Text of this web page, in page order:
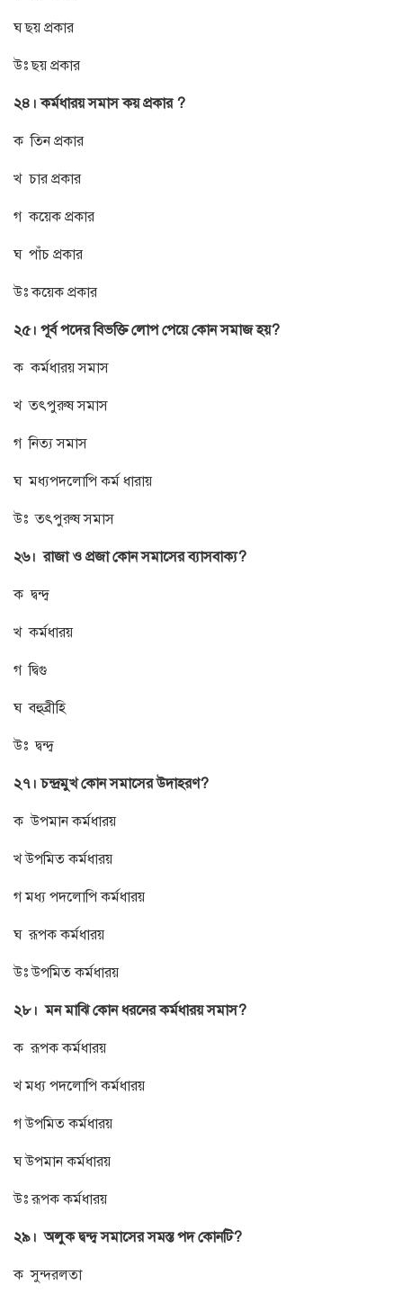
ঘ ছয় প্রকার
উঃ ছয় প্রকার
২৪। কর্মধারয় সমাস কয় প্রকার ?
ক তিন প্রকার
খ চার প্রকার
গ কয়েক প্রকার
ঘ পাঁচ প্রকার
উঃ কয়েক প্রকার
২৫। পূর্ব পদের বিভক্তি লোপ পেয়ে কোন সমাজ হয়?
ক কর্মধারয় সমাস
খ তৎপুরুষ সমাস
গ নিত্য সমাস
ঘ মধ্যপদলোপি কর্ম ধারায়
উঃ তৎপুরুষ সমাস
২৬। রাজা ও প্রজা কোন সমাসের ব্যাসবাক্য?
ক দ্বন্দ্ব
খ কর্মধারয়
গ দ্বিগু
ঘ বহুব্রীহি
উঃ দ্বন্দ্ব
২৭। চন্দ্রমুখ কোন সমাসের উদাহরণ?
ক উপমান কর্মধারয়
খ উপমিত কর্মধারয়
গ মধ্য পদলোপি কর্মধারয়
ঘ রূপক কর্মধারয়
উঃ উপমিত কর্মধারয়
২৮। মন মাঝি কোন ধরনের কর্মধারয় সমাস?
ক রূপক কর্মধারয়
খ মধ্য পদলোপি কর্মধারয়
গ উপমিত কর্মধারয়
ঘ উপমান কর্মধারয়
উঃ রূপক কর্মধারয়
২৯। অলুক দ্বন্দ্ব সমাসের সমস্ত পদ কোনটি?
ক সুন্দরলতা